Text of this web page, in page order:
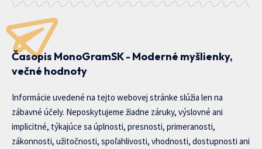
Časopis MonoGramSK - Moderné myšlienky,
večné hodnoty
Informácie uvedené na tejto webovej stránke slúžia len na
zábavné účely. Neposkytujeme žiadne záruky, výslovné ani
implicitné, týkajúce sa úplnosti, presnosti, primeranosti,
zákonnosti, užitočnosti, spoľahlivosti, vhodnosti, dostupnosti ani